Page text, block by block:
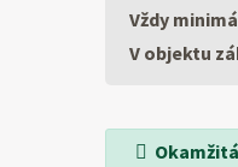
Vždy
V objektu